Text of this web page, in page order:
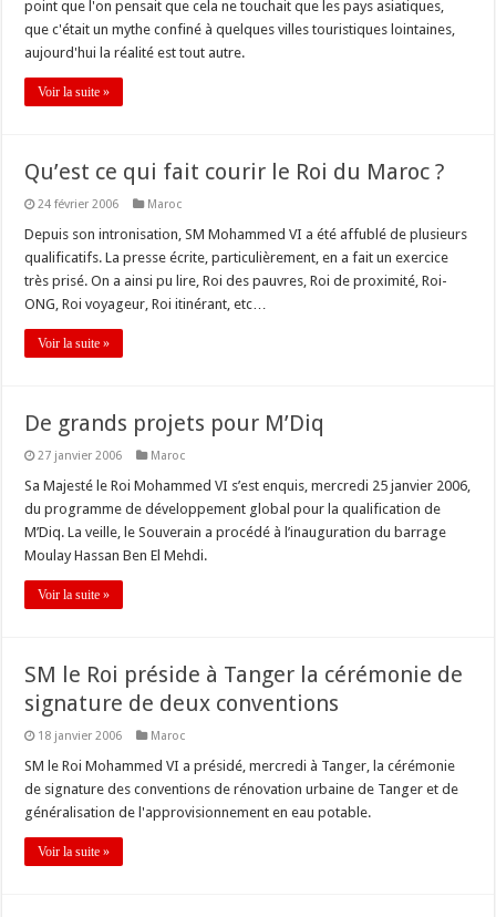
point que l'on pensait que cela ne touchait que les pays asiatiques,
que c'était un mythe confiné à quelques villes touristiques lointaines,
aujourd'hui la réalité est tout autre.
Voir la suite »
Qu’est ce qui fait courir le Roi du Maroc ?
24 février 2006 Maroc
Depuis son intronisation, SM Mohammed VI a été affublé de plusieurs
qualificatifs. La presse écrite, particulièrement, en a fait un exercice
très prisé. On a ainsi pu lire, Roi des pauvres, Roi de proximité, Roi-
ONG, Roi voyageur, Roi itinérant, etc…
Voir la suite »
De grands projets pour M’Diq
27 janvier 2006 Maroc
Sa Majesté le Roi Mohammed VI s’est enquis, mercredi 25 janvier 2006,
du programme de développement global pour la qualification de
M’Diq. La veille, le Souverain a procédé à l’inauguration du barrage
Moulay Hassan Ben El Mehdi.
Voir la suite »
SM le Roi préside à Tanger la cérémonie de
signature de deux conventions
18 janvier 2006 Maroc
SM le Roi Mohammed VI a présidé, mercredi à Tanger, la cérémonie
de signature des conventions de rénovation urbaine de Tanger et de
généralisation de l'approvisionnement en eau potable.
Voir la suite »